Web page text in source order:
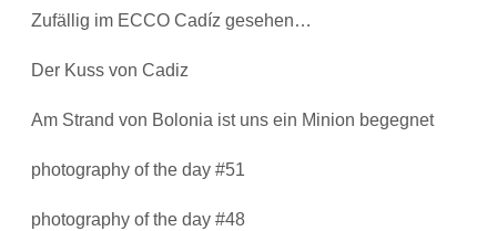
Zufällig im ECCO Cadíz gesehen…
Der Kuss von Cadiz
Am Strand von Bolonia ist uns ein Minion begegnet
photography of the day #51
photography of the day #48